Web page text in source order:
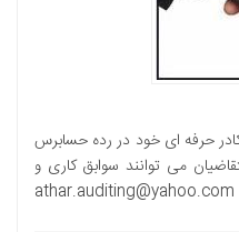
حرفه ای خود در رده حسابرس
می توانند سوابق کاری و
حرفه ای خود را به پست الکترونیکی athar.auditing@yahoo.com